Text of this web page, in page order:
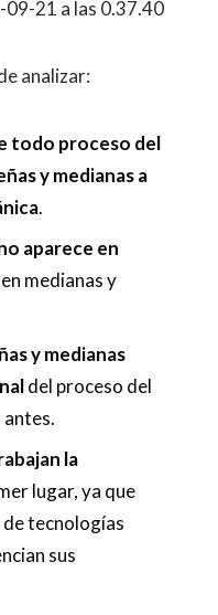
analizar:
todo proceso del
y medianas a
.
aparece en
medianas y
y medianas
del proceso del
antes.
la
lugar, ya que
tecnologías
sus